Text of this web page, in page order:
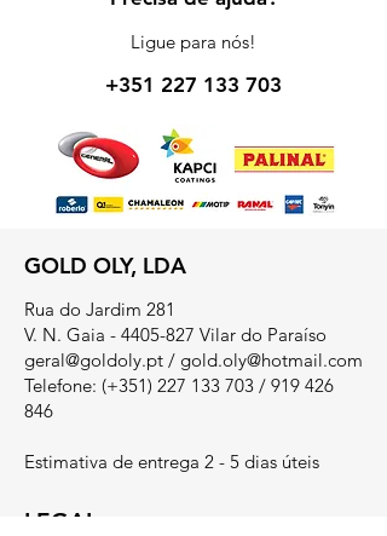
Ligue para nós!
+351 227 133 703
GOLD OLY, LDA
Rua do Jardim 281
V. N. Gaia - 4405-827 Vilar do Paraíso
geral@goldoly.pt / gold.oly@hotmail.com
Telefone: (+351) 227 133 703 / 919 426
846
Estimativa de entrega 2 - 5 dias úteis
LEGAL